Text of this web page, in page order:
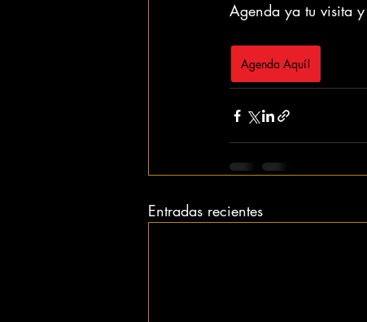
Agenda ya tu visita
Agenda Aquí!
Entradas recientes